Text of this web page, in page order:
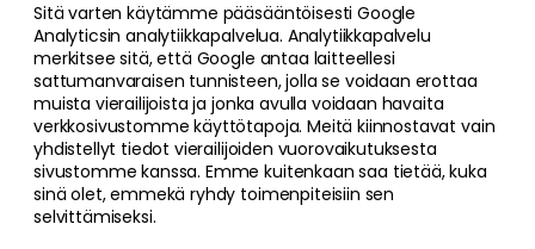
Sitä varten käytämme pääsääntöisesti Google
Analyticsin analytiikkapalvelua. Analytiikkapalvelu
merkitsee sitä, että Google antaa laitteellesi
sattumanvaraisen tunnisteen, jolla se voidaan erottaa
muista vierailijoista ja jonka avulla voidaan havaita
verkkosivustomme käyttötapoja. Meitä kiinnostavat vain
yhdistellyt tiedot vierailijoiden vuorovaikutuksesta
sivustomme kanssa. Emme kuitenkaan saa tietää, kuka
sinä olet, emmekä ryhdy toimenpiteisiin sen
selvittämiseksi.